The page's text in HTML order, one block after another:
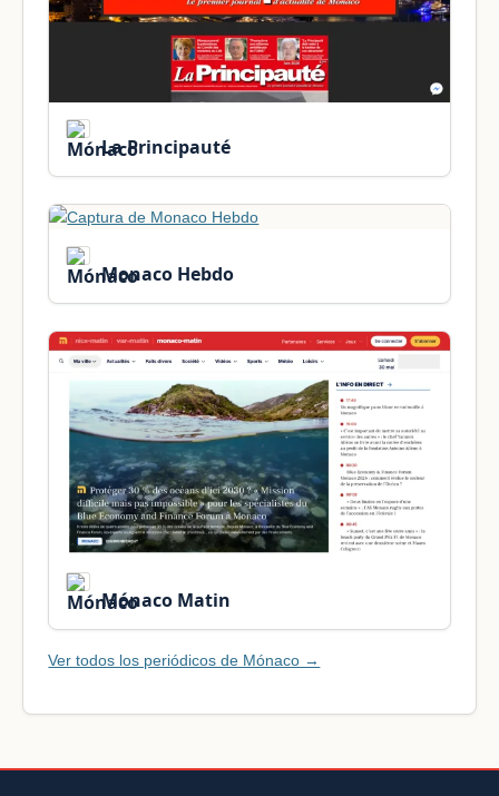
La Principauté
Monaco Hebdo
Mónaco Matin
Ver todos los periódicos de Mónaco →